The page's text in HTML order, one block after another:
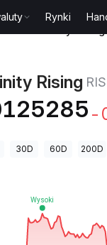
Rynki
Rising
-
30D 60D 200D